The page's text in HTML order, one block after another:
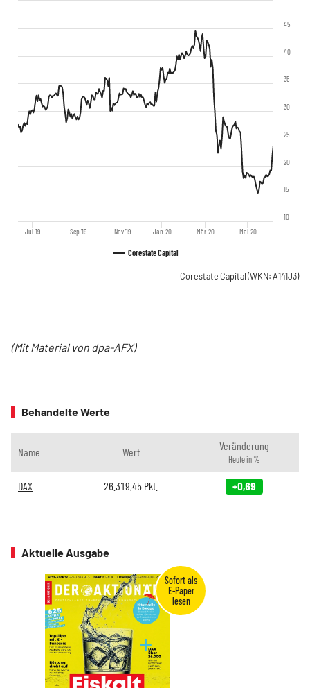
Corestate Capital
Jul '19 Sep '19 Nov '19 Jan '20 Mär '20 Mai '20
10
15
20
25
30
35
40
45
Corestate Capital (WKN: A141J3)
(Mit Material von dpa-AFX)
Behandelte Werte
Name Wert Veränderung
Heute in %
DAX 26.319,45 Pkt. +0,69
Aktuelle Ausgabe